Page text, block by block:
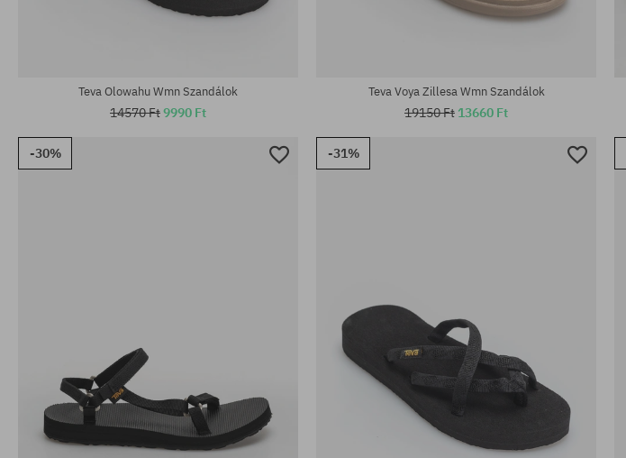
Teva Olowahu Wmn Szandálok
14570 Ft9990 Ft
Teva Voya Zillesa Wmn Szandálok
19150 Ft 13660 Ft
-30% -31%